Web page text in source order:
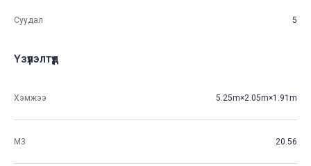
Суудал 5
Үзүүлэлтүүд
Хэмжээ 5.25m×2.05m×1.91m
М3 20.56